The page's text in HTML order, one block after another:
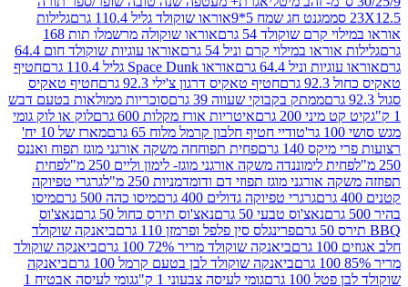
מגנט חג שמח 5*9
אוראו שוקולד גליל 110.4 גרם
גלילות
קרם שוקולד 54 גרם
אוראו שוקולה מרשמלו תות 168
במילוי קרם וניל 54 גרם
אוראו עוגיות שוקולד חום 64.4
וניל 64.4 גרם
אוראו Space Dunk גליל 110.4 גרם
חטיף
חטיף טאקיס דרגון צ'ילי 92.3 גרם
חטיף טאקיס
ממתק בקבוקי שעווה 39 גרם
סוכריות ממולאות בטעם דבש
200 גרם
איטריות אורז מקלות 600 גרם
לוק או לוק גומי
טודיי חטיף חלבון קרמל מלוח 65 גרם
מארז של 10 יח'
140 גרם
פחית תפוחחה משקה אורגני מוגז תפוח ואננס
לימוננדה משקה אורגני מוגז- לימון וליים 250 מ"ל
פחית
מוגז תפוזי דם ודומדמניות 250 מ"ל
גרגרי טפיוקה
גרגרי טפיוקה גדולים 400 גרם
מיסו כהה 500 גרם
מיסו
נאצ'וס טבעי 50 גרם
נאצ'וס תירס כחול 50 גרם
נאצ'וס
פרינגלס סין פלפל ופרמזן 110 גרם
ביאנקה שוקולד
ביאנקה שוקולד מריר 72% 100 גרם
ביאנקה שוקולד
ביאנקה שוקולד לבן בטעם קרמל 100 גרם
ביאנקה
גרם
גומי לעיסה צבעוני 1 ק"ג גומי לעיסה אבטיח 1